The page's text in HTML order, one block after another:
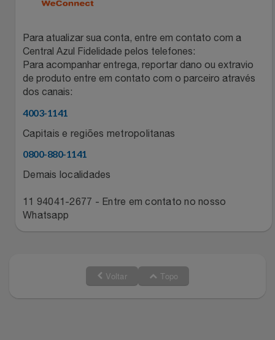
Para atualizar sua conta, entre em contato com a
Central Azul Fidelidade pelos telefones:
Para acompanhar entrega, reportar dano ou extravio
de produto entre em contato com o parceiro através
dos canais:
4003-1141
Capitais e regiões metropolitanas
0800-880-1141
Demais localidades
11 94041-2677 - Entre em contato no nosso
Whatsapp
Voltar Topo